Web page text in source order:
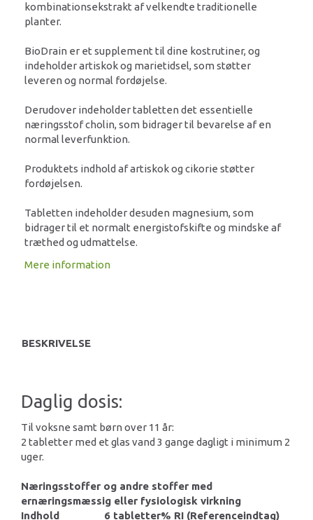
kombinationsekstrakt af velkendte traditionelle
planter.
BioDrain er et supplement til dine kostrutiner, og
indeholder artiskok og marietidsel, som støtter
leveren og normal fordøjelse.
Derudover indeholder tabletten det essentielle
næringsstof cholin, som bidrager til bevarelse af en
normal leverfunktion.
Produktets indhold af artiskok og cikorie støtter
fordøjelsen.
Tabletten indeholder desuden magnesium, som
bidrager til et normalt energistofskifte og mindske af
træthed og udmattelse.
Mere information
BESKRIVELSE
Daglig dosis:
Til voksne samt børn over 11 år:
2 tabletter med et glas vand 3 gange dagligt i minimum 2
uger.
Næringsstoffer og andre stoffer med
ernæringsmæssig eller fysiologisk virkning
Indhold
6 tabletter% RI (Referenceindtag)